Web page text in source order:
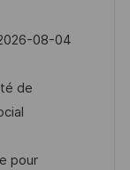
08-04
de
pour